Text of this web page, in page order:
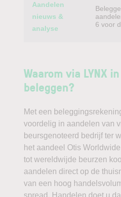
Aandelen
nieuws &
analyse
6 voor
Waarom via LYNX
beleggen?
Met een
voordelig in aandelen van
beursgenoteerd bedrijf ter
het aandeel Otis
tot wereldwijde beurzen
aandelen direct op de
van een hoog
spread. Handelen doet u